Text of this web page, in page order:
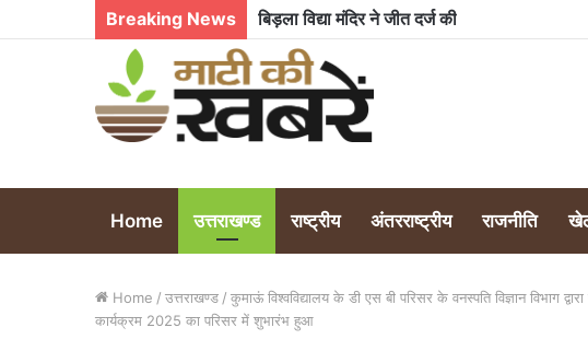
Breaking News नैनीताल में लगातार बिजली कटौती से व्यापारी और
Home उत्तराखण्ड राष्ट्रीय अंतरराष्ट्रीय राजनीति
Home / उत्तराखण्ड / कुमाऊं विश्वविद्यालय के डी एस बी परिसर के वनस्पति विज्ञान विभाग
कार्यक्रम 2025 का परिसर में शुभारंभ हुआ